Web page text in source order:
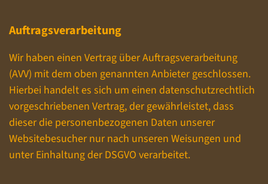
Auftragsverarbeitung
Wir haben einen Vertrag über Auftragsverarbeitung
(AVV) mit dem oben genannten Anbieter geschlossen.
Hierbei handelt es sich um einen datenschutzrechtlich
vorgeschriebenen Vertrag, der gewährleistet, dass
dieser die personenbezogenen Daten unserer
Websitebesucher nur nach unseren Weisungen und
unter Einhaltung der DSGVO verarbeitet.